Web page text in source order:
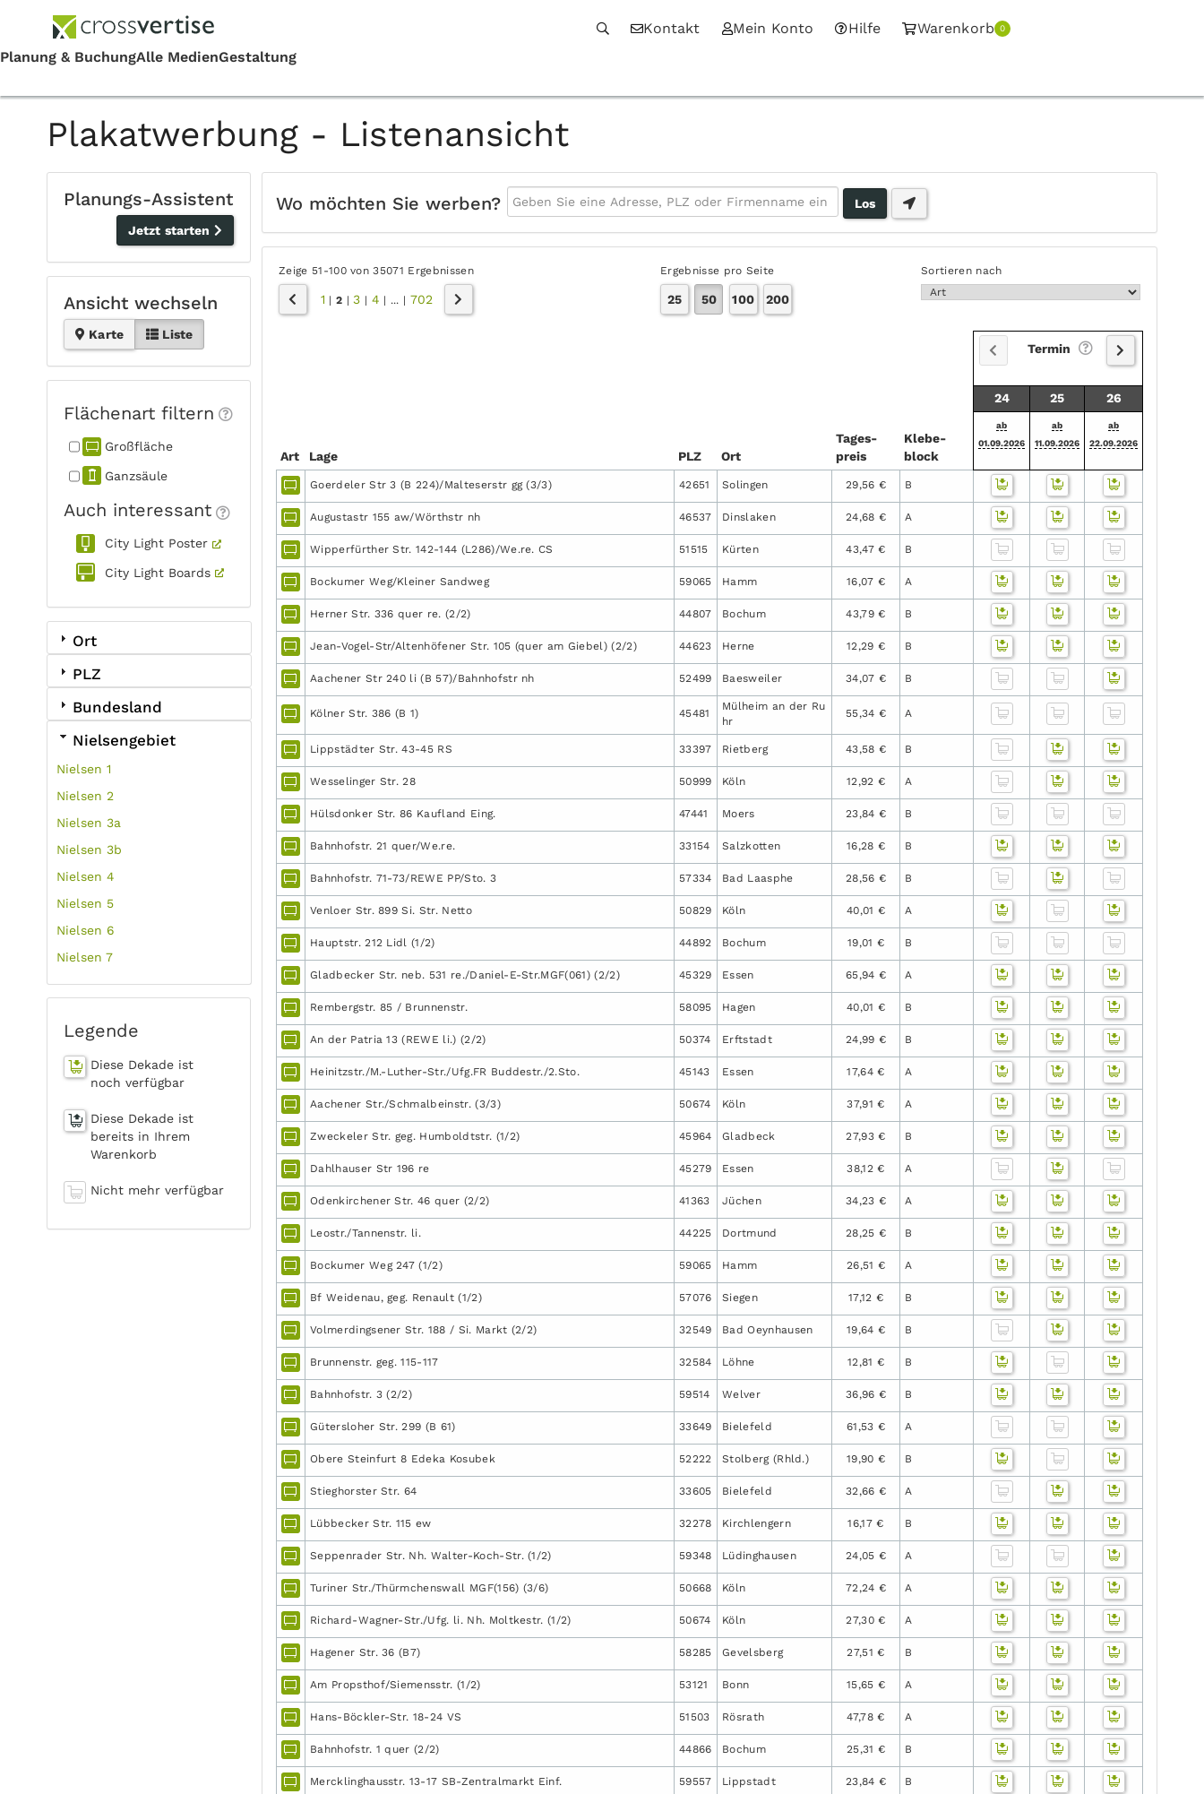
Kontakt Mein Konto Hilfe Warenkorb 0
Plakatwerbung - Listenansicht
Planungs-Assistent
Jetzt starten
Ansicht wechseln
Karte Liste
Flächenart filtern
Großfläche
Ganzsäule
Auch interessant
City Light Poster
City Light Boards
Ort
PLZ
Bundesland
Nielsengebiet
Nielsen 1
Nielsen 2
Nielsen 3a
Nielsen 3b
Nielsen 4
Nielsen 5
Nielsen 6
Nielsen 7
Legende
Diese Dekade ist
noch verfügbar
Diese Dekade ist
bereits in Ihrem
Warenkorb
Nicht mehr verfügbar
Wo möchten Sie werben?
Zeige 51-100 von 35071 Ergebnissen Ergebnisse pro Seite Sortieren nach
1 |2 |3 | 4 | ... | 702 25 50 100 200
Art Lage PLZ Ort
Tages­
preis
Klebe­
block
Termin
24 25 26
ab
01.09.2026
ab
11.09.2026
ab
22.09.2026
Goerdeler Str 3 (B 224)/Malteserstr gg (3/3) 42651 Solingen 29,56 € B
Augustastr 155 aw/Wörthstr nh 46537 Dinslaken 24,68 € A
Wipperfürther Str. 142-144 (L286)/We.re. CS 51515 Kürten 43,47 € B
Bockumer Weg/Kleiner Sandweg 59065 Hamm 16,07 € A
Herner Str. 336 quer re. (2/2) 44807 Bochum 43,79 € B
Jean-Vogel-Str/Altenhöfener Str. 105 (quer am Giebel) (2/2) 44623 Herne 12,29 € B
Aachener Str 240 li (B 57)/Bahnhofstr nh 52499 Baesweiler 34,07 € B
Kölner Str. 386 (B 1) 45481
Mülheim an der Ru
hr
55,34 € A
Lippstädter Str. 43-45 RS 33397 Rietberg 43,58 € B
Wesselinger Str. 28 50999 Köln 12,92 € A
Hülsdonker Str. 86 Kaufland Eing. 47441 Moers 23,84 € B
Bahnhofstr. 21 quer/We.re. 33154 Salzkotten 16,28 € B
Bahnhofstr. 71-73/REWE PP/Sto. 3 57334 Bad Laasphe 28,56 € B
Venloer Str. 899 Si. Str. Netto 50829 Köln 40,01 € A
Hauptstr. 212 Lidl (1/2) 44892 Bochum 19,01 € B
Gladbecker Str. neb. 531 re./Daniel-E-Str.MGF(061) (2/2) 45329 Essen 65,94 € A
Rembergstr. 85 / Brunnenstr. 58095 Hagen 40,01 € B
An der Patria 13 (REWE li.) (2/2) 50374 Erftstadt 24,99 € B
Heinitzstr./M.-Luther-Str./Ufg.FR Buddestr./2.Sto. 45143 Essen 17,64 € A
Aachener Str./Schmalbeinstr. (3/3) 50674 Köln 37,91 € A
Zweckeler Str. geg. Humboldtstr. (1/2) 45964 Gladbeck 27,93 € B
Dahlhauser Str 196 re 45279 Essen 38,12 € A
Odenkirchener Str. 46 quer (2/2) 41363 Jüchen 34,23 € A
Leostr./Tannenstr. li. 44225 Dortmund 28,25 € B
Bockumer Weg 247 (1/2) 59065 Hamm 26,51 € A
Bf Weidenau, geg. Renault (1/2) 57076 Siegen 17,12 € B
Volmerdingsener Str. 188 / Si. Markt (2/2) 32549 Bad Oeynhausen 19,64 € B
Brunnenstr. geg. 115-117 32584 Löhne 12,81 € B
Bahnhofstr. 3 (2/2) 59514 Welver 36,96 € B
Gütersloher Str. 299 (B 61) 33649 Bielefeld 61,53 € A
Obere Steinfurt 8 Edeka Kosubek 52222 Stolberg (Rhld.) 19,90 € B
Stieghorster Str. 64 33605 Bielefeld 32,66 € A
Lübbecker Str. 115 ew 32278 Kirchlengern 16,17 € B
Seppenrader Str. Nh. Walter-Koch-Str. (1/2) 59348 Lüdinghausen 24,05 € A
Turiner Str./Thürmchenswall MGF(156) (3/6) 50668 Köln 72,24 € A
Richard-Wagner-Str./Ufg. li. Nh. Moltkestr. (1/2) 50674 Köln 27,30 € A
Hagener Str. 36 (B7) 58285 Gevelsberg 27,51 € B
Am Propsthof/Siemensstr. (1/2) 53121 Bonn 15,65 € A
Hans-Böckler-Str. 18-24 VS 51503 Rösrath 47,78 € A
Bahnhofstr. 1 quer (2/2) 44866 Bochum 25,31 € B
Mercklinghausstr. 13-17 SB-Zentralmarkt Einf. 59557 Lippstadt 23,84 € B